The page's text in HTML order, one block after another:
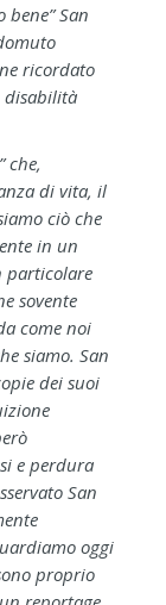
bene” San
ricordato
disabilità
che,
di vita, il
ciò che
in un
particolare
sovente
come noi
siamo. San
dei suoi
e perdura
San
oggi
proprio